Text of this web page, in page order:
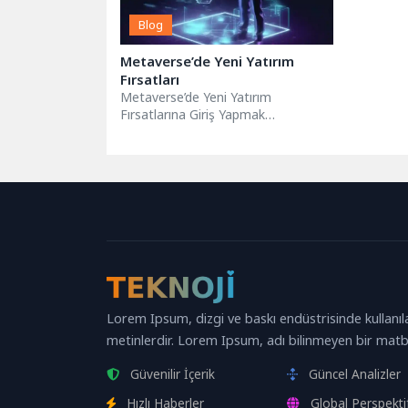
Blog
Metaverse’de Yeni Yatırım
Fırsatları
Metaverse’de Yeni Yatırım
Fırsatlarına Giriş Yapmak
Lorem Ipsum, dizgi ve baskı endüstrisinde
metinlerdir. Lorem Ipsum, adı bilinmeyen bir
Güvenilir İçerik
Güncel Analizler
Hızlı Haberler
Global